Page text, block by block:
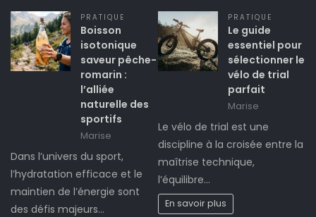
PRATIQUE
Boisson
isotonique
saveur pêche-
romarin :
l’alliée
naturelle des
sportifs
Marise
Dans l’univers du sport,
l’hydratation efficace et le
maintien de l’énergie sont
des défis majeurs…
PRATIQUE
Le guide
essentiel pour
sélectionner le
vélo de trial
parfait
Marise
Le vélo de trial est une
discipline à la croisée entre la
maîtrise technique,
l’équilibre…
En savoir plus